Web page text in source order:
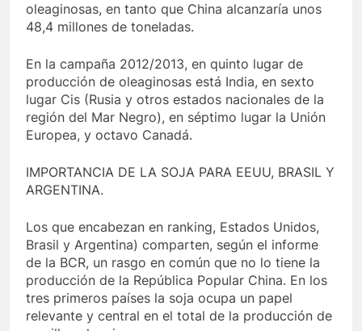
oleaginosas, en tanto que China alcanzaría unos
48,4 millones de toneladas.
En la campaña 2012/2013, en quinto lugar de
producción de oleaginosas está India, en sexto
lugar Cis (Rusia y otros estados nacionales de la
región del Mar Negro), en séptimo lugar la Unión
Europea, y octavo Canadá.
IMPORTANCIA DE LA SOJA PARA EEUU, BRASIL Y
ARGENTINA.
Los que encabezan en ranking, Estados Unidos,
Brasil y Argentina) comparten, según el informe
de la BCR, un rasgo en común que no lo tiene la
producción de la República Popular China. En los
tres primeros países la soja ocupa un papel
relevante y central en el total de la producción de